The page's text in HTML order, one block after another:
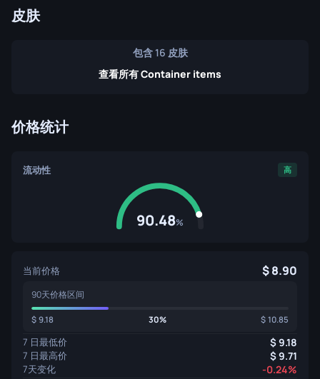
皮肤
包含 16 皮肤
查看所有 Container items
价格统计
流动性 高
90.48%
当前价格 8.90
90天价格区间
9.18 30% 10.85
7 日最低价 9.18
7 日最高价 9.71
7天变化 -0.24%